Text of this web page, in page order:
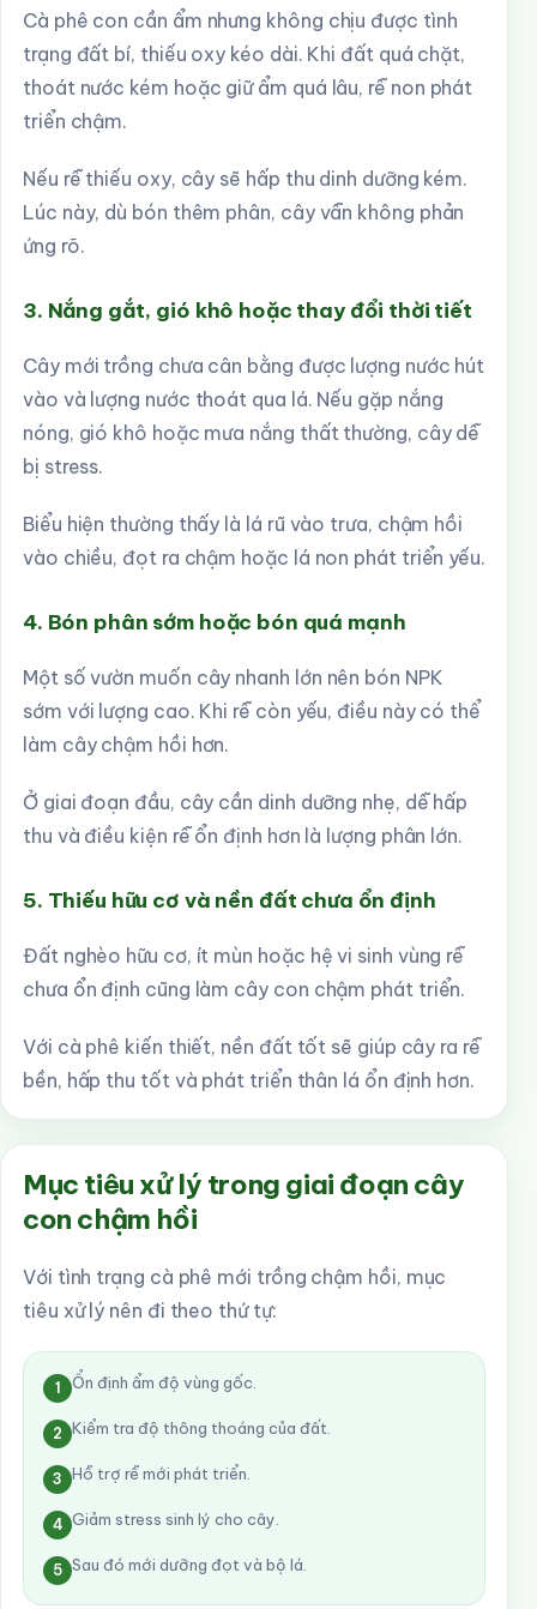
Cà phê con cần ẩm nhưng không chịu được tình
trạng đất bí, thiếu oxy kéo dài. Khi đất quá chặt,
thoát nước kém hoặc giữ ẩm quá lâu, rễ non phát
triển chậm.
Nếu rễ thiếu oxy, cây sẽ hấp thu dinh dưỡng kém.
Lúc này, dù bón thêm phân, cây vẫn không phản
ứng rõ.
3. Nắng gắt, gió khô hoặc thay đổi thời tiết
Cây mới trồng chưa cân bằng được lượng nước hút
vào và lượng nước thoát qua lá. Nếu gặp nắng
nóng, gió khô hoặc mưa nắng thất thường, cây dễ
bị stress.
Biểu hiện thường thấy là lá rũ vào trưa, chậm hồi
vào chiều, đọt ra chậm hoặc lá non phát triển yếu.
4. Bón phân sớm hoặc bón quá mạnh
Một số vườn muốn cây nhanh lớn nên bón NPK
sớm với lượng cao. Khi rễ còn yếu, điều này có thể
làm cây chậm hồi hơn.
Ở giai đoạn đầu, cây cần dinh dưỡng nhẹ, dễ hấp
thu và điều kiện rễ ổn định hơn là lượng phân lớn.
5. Thiếu hữu cơ và nền đất chưa ổn định
Đất nghèo hữu cơ, ít mùn hoặc hệ vi sinh vùng rễ
chưa ổn định cũng làm cây con chậm phát triển.
Với cà phê kiến thiết, nền đất tốt sẽ giúp cây ra rễ
bền, hấp thu tốt và phát triển thân lá ổn định hơn.
Mục tiêu xử lý trong giai đoạn cây
con chậm hồi
Với tình trạng cà phê mới trồng chậm hồi, mục
tiêu xử lý nên đi theo thứ tự:
1 Ổn định ẩm độ vùng gốc.
2 Kiểm tra độ thông thoáng của đất.
3 Hỗ trợ rễ mới phát triển.
4 Giảm stress sinh lý cho cây.
5 Sau đó mới dưỡng đọt và bộ lá.